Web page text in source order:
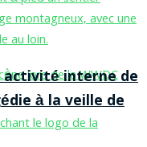
activité interne de
à la veille de